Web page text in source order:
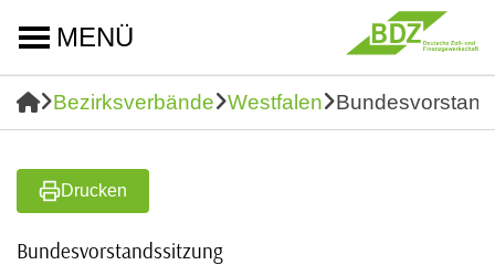
MENÜ
Bezirksverbände Westfalen
Drucken
Bundesvorstandssitzung